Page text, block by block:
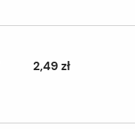
2,49 zł